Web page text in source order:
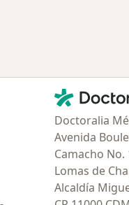
Contacto
Doctoralia -
Doctoralia
Avenida
Camacho No.
Lomas de
Alcaldía